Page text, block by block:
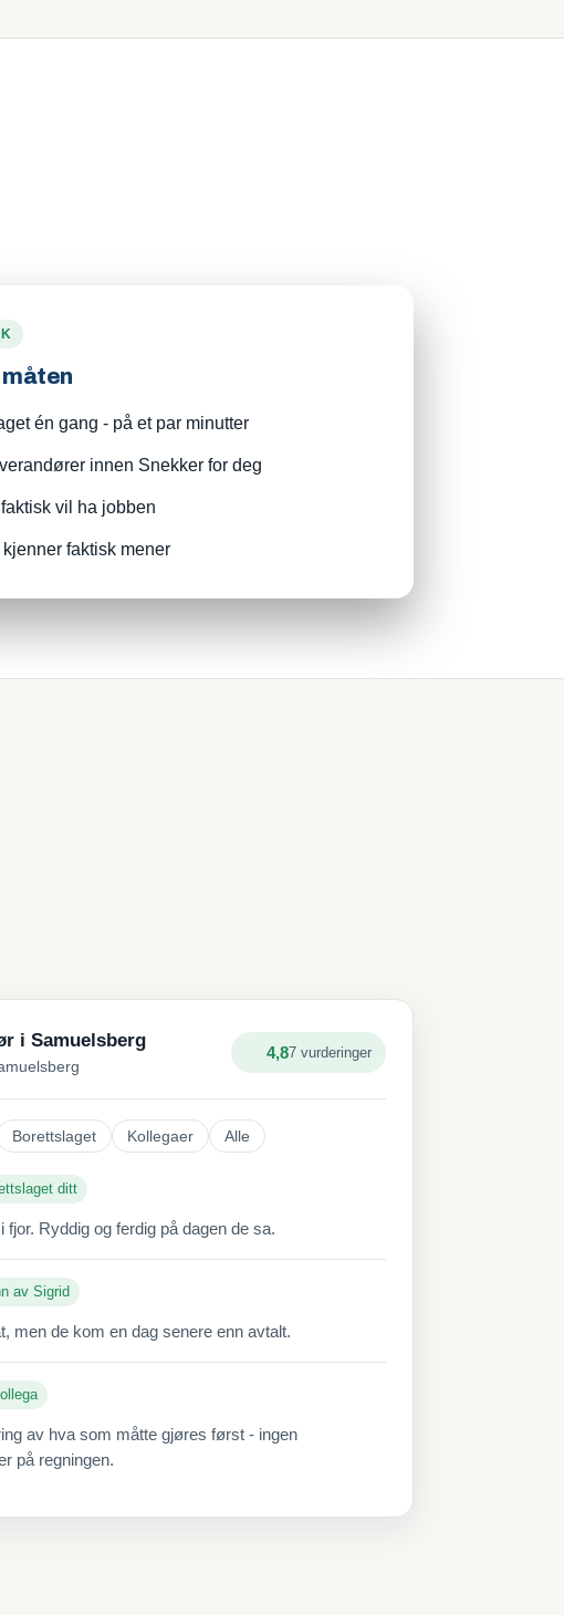
måten
én gang - på et par minutter
innen Snekker for deg
vil ha jobben
faktisk mener
i Samuelsberg
4,87 vurderinger
Borettslaget Kollegaer Alle
ditt
fjor. Ryddig og ferdig på dagen de sa.
av Sigrid
men de kom en dag senere enn avtalt.
av hva som måtte gjøres først - ingen
på regningen.